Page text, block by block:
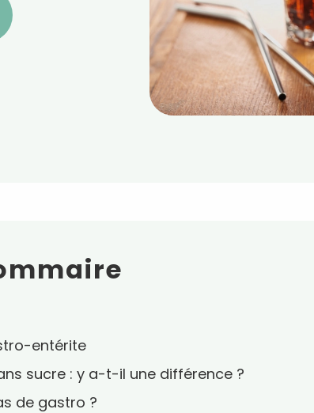
entérite
sucre : y a-t-il une différence ?
de gastro ?